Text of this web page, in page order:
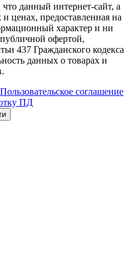
данный интернет-сайт, а
ценах, предоставленная на
характер и ни
офертой,
437 Гражданского кодекса
данных о товарах и
Пользовательское соглашение
ПД